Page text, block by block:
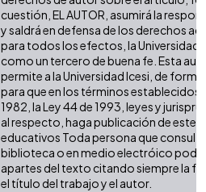
cuestión, EL AUTOR, asumirá la
y saldrá en defensa de los derechos
para todos los efectos, la Universidad
como un tercero de buena fe. Esta
permite a la Universidad Icesi, de
para que en los términos establecidos
1982, la Ley 44 de 1993, leyes y
al respecto, haga publicación de este
educativos Toda persona que consulte
biblioteca o en medio electróico
apartes del texto citando siempre la
el título del trabajo y el autor.